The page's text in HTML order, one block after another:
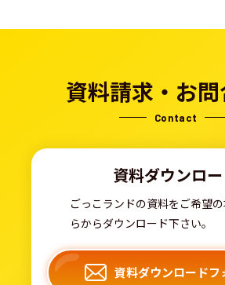
資料請求・お
Contact
資料ダウンロ
ごっこランドの資料をご希望
らからダウンロード下さい。
資料ダウンロードフ